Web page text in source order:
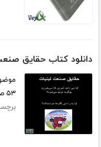
دانلود کتاب حقایق
۵۳ صفحه